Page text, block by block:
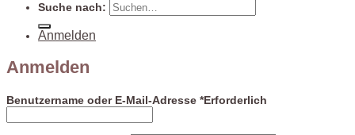
Suche nach:
Anmelden
Anmelden
Benutzername oder E-Mail-Adresse *Erforderlich